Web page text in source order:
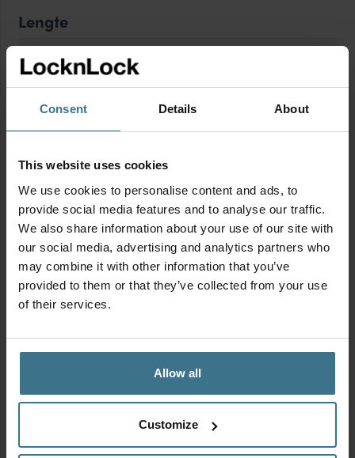
Consent Details About
This website uses cookies
We use cookies to personalise content and ads, to
provide social media features and to analyse our traffic.
We also share information about your use of our site with
our social media, advertising and analytics partners who
may combine it with other information that you’ve
provided to them or that they’ve collected from your use
of their services.
Allow all
Customize
Lengte
Kies een lengte
Breedte
Hoogte
Kies een hoogte
Vorm
Kies een vorm
Materiaal
Kies een materiaal
Kenmerken